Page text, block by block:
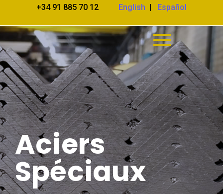
+34 91 885 70 12 English | Español
Aciers spéciaux
Aciers
Spéciaux